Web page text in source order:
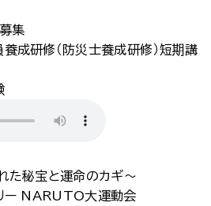
集
成研修（防災士養成研修）短期講
た秘宝と運命のカギ～
ー NARUTO大運動会